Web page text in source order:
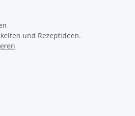
und Rezeptideen.